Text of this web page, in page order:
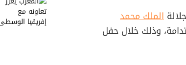
الملك محمد
وذلك خلال حفل